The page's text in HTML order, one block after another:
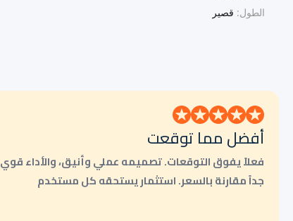
الطول: قصير
أفضل مما توقعت
فعلاً يفوق التوقعات. تصميمه عملي وأنيق، والأداء قوي
جداً مقارنة بالسعر. استثمار يستحقه كل مستخدم